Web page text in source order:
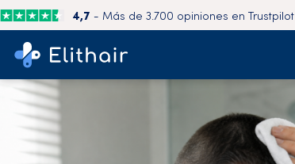
4,7 - Más de 3.700 opiniones en Trustpilot